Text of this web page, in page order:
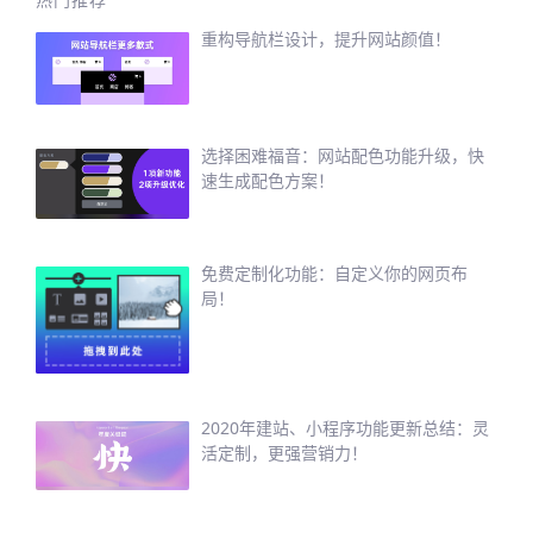
重构导航栏设计，提升网站颜值！
选择困难福音：网站配色功能升级，快
速生成配色方案！
免费定制化功能：自定义你的网页布
局！
2020年建站、小程序功能更新总结：灵
活定制，更强营销力！